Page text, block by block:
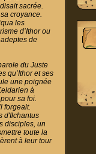
sacrée.
croyance.
les
d’Ithor ou
de
du Juste
qu’Ithor et ses
une poignée
à
sa foi.
forgeait.
d'Ilchantus
disciples, un
toute la
à leur tour